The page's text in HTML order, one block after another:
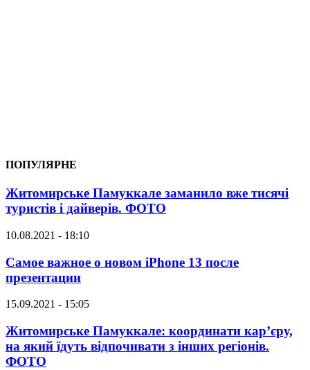
ПОПУЛЯРНЕ
Житомирське Памуккале заманило вже тисячі
туристів і дайверів. ФОТО
10.08.2021 - 18:10
Самое важное о новом iPhone 13 после
презентации
15.09.2021 - 15:05
Житомирське Памуккале: координати кар’єру,
на який їдуть відпочивати з інших регіонів.
ФОТО